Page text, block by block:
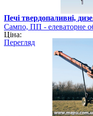
Печі твердопаливні,
Сампо, ПП - елеваторне
Ціна:
Перегляд